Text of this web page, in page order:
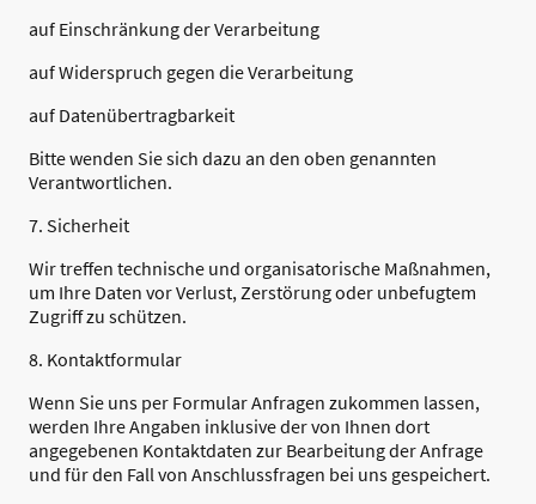
auf Einschränkung der Verarbeitung
auf Widerspruch gegen die Verarbeitung
auf Datenübertragbarkeit
Bitte wenden Sie sich dazu an den oben genannten
Verantwortlichen.
7. Sicherheit
Wir treffen technische und organisatorische Maßnahmen,
um Ihre Daten vor Verlust, Zerstörung oder unbefugtem
Zugriff zu schützen.
8. Kontaktformular
Wenn Sie uns per Formular Anfragen zukommen lassen,
werden Ihre Angaben inklusive der von Ihnen dort
angegebenen Kontaktdaten zur Bearbeitung der Anfrage
und für den Fall von Anschlussfragen bei uns gespeichert.